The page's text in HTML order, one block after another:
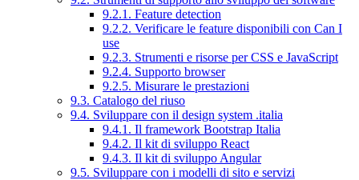
9.2.1. Feature detection
9.2.2. Verificare le feature disponibili con Can I
use
9.2.3. Strumenti e risorse per CSS e JavaScript
9.2.4. Supporto browser
9.2.5. Misurare le prestazioni
9.3. Catalogo del riuso
9.4. Sviluppare con il design system .italia
9.4.1. Il framework Bootstrap Italia
9.4.2. Il kit di sviluppo React
9.4.3. Il kit di sviluppo Angular
9.5. Sviluppare con i modelli di sito e servizi